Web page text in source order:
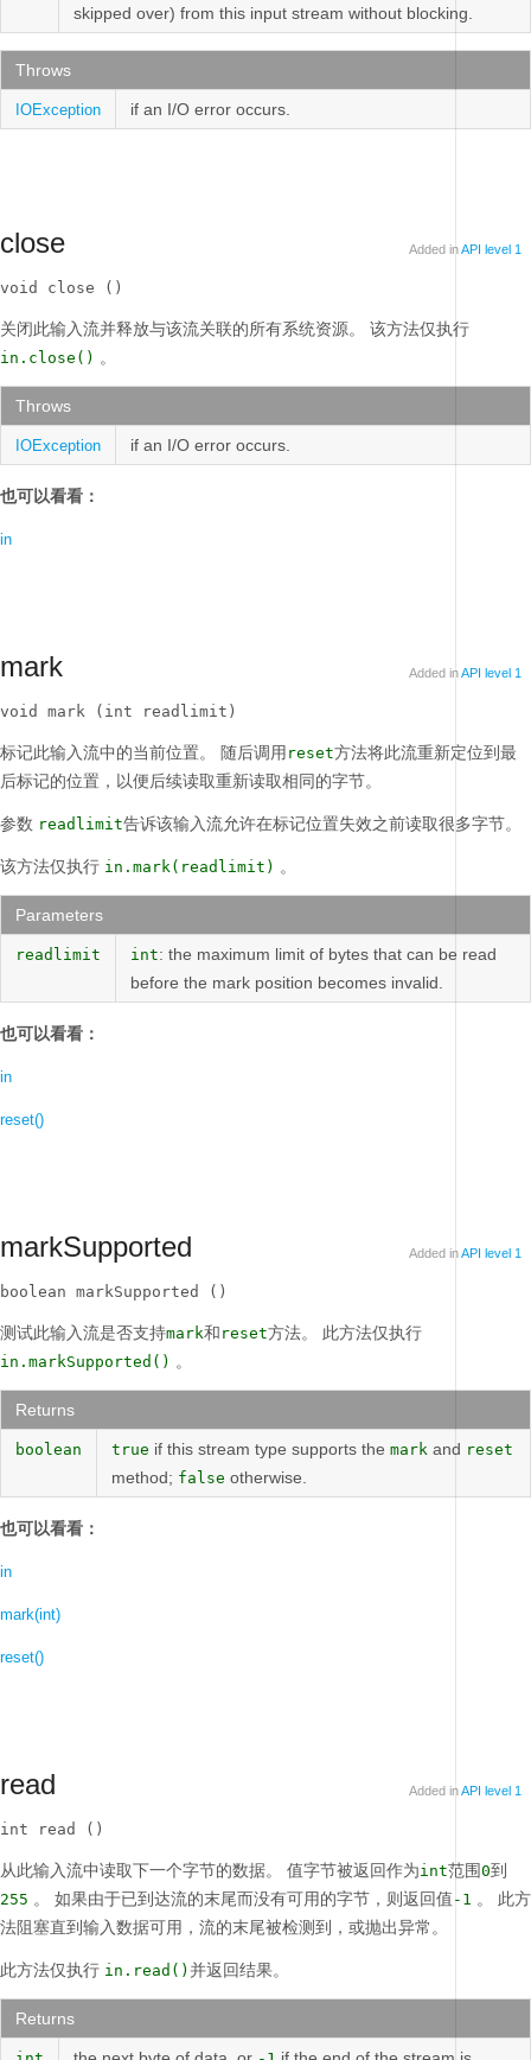
skipped over) from this input stream without blocking.
Throws
IOException if an I/O error occurs.
close Added inAPI level 1
void close ()
关闭此输入流并释放与该流关联的所有系统资源。 该方法仅执行
in.close() 。
Throws
IOException if an I/O error occurs.
也可以看看：
in
mark Added inAPI level 1
void mark (int readlimit)
标记此输入流中的当前位置。 随后调用 reset方法将此流重新定位到最
后标记的位置，以便后续读取重新读取相同的字节。
参数 readlimit告诉该输入流允许在标记位置失效之前读取很多字节。
该方法仅执行 in.mark(readlimit) 。
Parameters
readlimit int: the maximum limit of bytes that can be read
before the mark position becomes invalid.
也可以看看：
in
reset()
markSupported Added inAPI level 1
boolean markSupported ()
测试此输入流是否支持mark和 reset方法。 此方法仅执行
in.markSupported() 。
Returns
boolean true if this stream type supports the mark and reset
method; false otherwise.
也可以看看：
in
mark(int)
reset()
read Added inAPI level 1
int read ()
从此输入流中读取下一个字节的数据。 值字节被返回作为int范围0到
255 。 如果由于已到达流的末尾而没有可用的字节，则返回值 -1 。
此方
法阻塞直到输入数据可用，流的末尾被检测到，或抛出异常。
此方法仅执行 in.read() 并返回结果。
Returns